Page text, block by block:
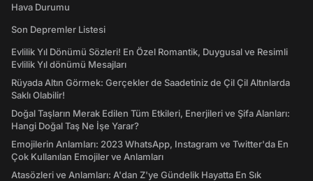
Hava Durumu
Son Depremler Listesi
Evlilik Yıl Dönümü Sözleri! En Özel Romantik, Duygusal ve Resimli
Evlilik Yıl dönümü Mesajları
Rüyada Altın Görmek: Gerçekler de Saadetiniz de Çil Çil Altınlarda
Saklı Olabilir!
Doğal Taşların Merak Edilen Tüm Etkileri, Enerjileri ve Şifa Alanları:
Hangi Doğal Taş Ne İşe Yarar?
Emojilerin Anlamları: 2023 WhatsApp, Instagram ve Twitter'da En
Çok Kullanılan Emojiler ve Anlamları
Atasözleri ve Anlamları: A'dan Z'ye Gündelik Hayatta En Sık